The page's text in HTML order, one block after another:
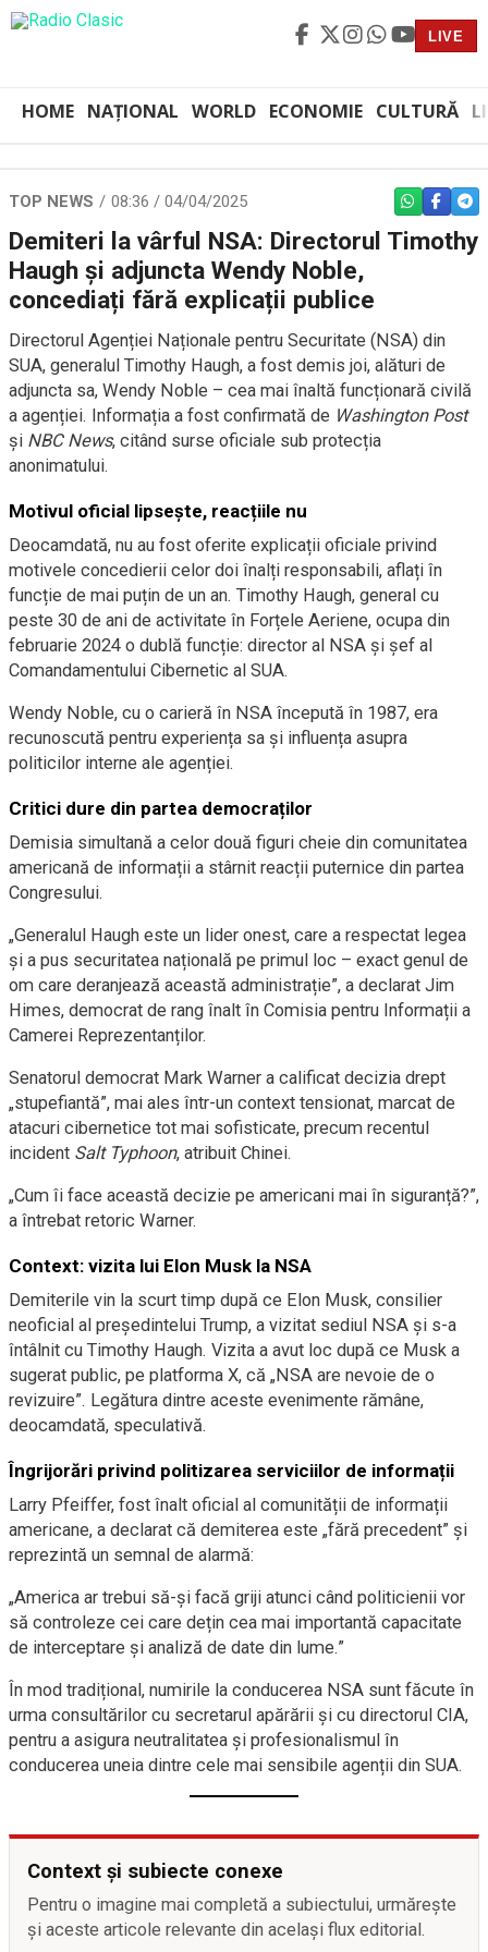
LIVE
HOME NAȚIONAL WORLD ECONOMIE CULTURĂ
TOP NEWS 08:36 / 04/04/2025 WHATSAPP
Demiteri la vârful NSA: Directorul Timothy
Haugh și adjuncta Wendy Noble,
concediați fără explicații publice
Directorul Agenției Naționale pentru Securitate (NSA) din
SUA, generalul Timothy Haugh, a fost demis joi, alături de
adjuncta sa, Wendy Noble – cea mai înaltă funcționară civilă
a agenției. Informația a fost confirmată de Washington Post
și NBC News, citând surse oficiale sub protecția
anonimatului.
Motivul oficial lipsește, reacțiile nu
Deocamdată, nu au fost oferite explicații oficiale privind
motivele concedierii celor doi înalți responsabili, aflați în
funcție de mai puțin de un an. Timothy Haugh, general cu
peste 30 de ani de activitate în Forțele Aeriene, ocupa din
februarie 2024 o dublă funcție: director al NSA și șef al
Comandamentului Cibernetic al SUA.
Wendy Noble, cu o carieră în NSA începută în 1987, era
recunoscută pentru experiența sa și influența asupra
politicilor interne ale agenției.
Critici dure din partea democraților
Demisia simultană a celor două figuri cheie din comunitatea
americană de informații a stârnit reacții puternice din partea
Congresului.
„Generalul Haugh este un lider onest, care a respectat legea
și a pus securitatea națională pe primul loc – exact genul de
om care deranjează această administrație”, a declarat Jim
Himes, democrat de rang înalt în Comisia pentru Informații a
Camerei Reprezentanților.
Senatorul democrat Mark Warner a calificat decizia drept
„stupefiantă”, mai ales într-un context tensionat, marcat de
atacuri cibernetice tot mai sofisticate, precum recentul
incident Salt Typhoon, atribuit Chinei.
„Cum îi face această decizie pe americani mai în siguranță?”,
a întrebat retoric Warner.
Context: vizita lui Elon Musk la NSA
Demiterile vin la scurt timp după ce Elon Musk, consilier
neoficial al președintelui Trump, a vizitat sediul NSA și s-a
întâlnit cu Timothy Haugh. Vizita a avut loc după ce Musk a
sugerat public, pe platforma X, că „NSA are nevoie de o
revizuire”. Legătura dintre aceste evenimente rămâne,
deocamdată, speculativă.
Îngrijorări privind politizarea serviciilor de informații
Larry Pfeiffer, fost înalt oficial al comunității de informații
americane, a declarat că demiterea este „fără precedent” și
reprezintă un semnal de alarmă:
„America ar trebui să-și facă griji atunci când politicienii vor
să controleze cei care dețin cea mai importantă capacitate
de interceptare și analiză de date din lume.”
În mod tradițional, numirile la conducerea NSA sunt făcute în
urma consultărilor cu secretarul apărării și cu directorul CIA,
pentru a asigura neutralitatea și profesionalismul în
conducerea uneia dintre cele mai sensibile agenții din SUA.
Context și subiecte conexe
Pentru o imagine mai completă a subiectului, urmărește
și aceste articole relevante din același flux editorial.